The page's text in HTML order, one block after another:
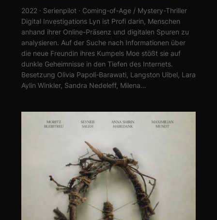
2022 · Serienpilot · Coming-of-Age / Mystery-Thriller
Digital Investigations Lyn ist Profi darin, Menschen
anhand ihrer Online-Präsenz und digitalen Spuren zu
analysieren. Auf der Suche nach Informationen über
die neue Freundin ihres Kumpels Moe stößt sie auf
dunkle Geheimnisse in den Tiefen des Internets.
Besetzung Olivia Papoli-Barawati, Langston Uibel, Lara
Aylin Winkler, Sandra Nedeleff, Milena…